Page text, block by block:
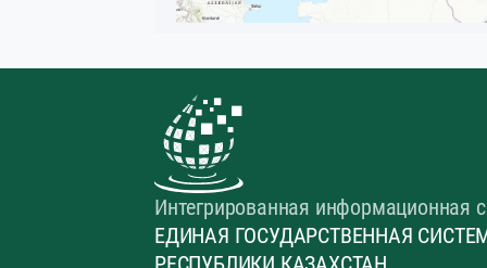
Интегрированная информационная
ЕДИНАЯ ГОСУДАРСТВЕННАЯ